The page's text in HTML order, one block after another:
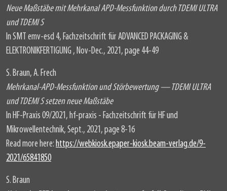
Neue Maßstäbe mit Mehrkanal APD-Messfunktion durch TDEMI ULTRA
und TDEMI S
In SMT emv-esd 4, Fachzeitschrift für ADVANCED PACKAGING &
ELEKTRONIKFERTIGUNG , Nov-Dec., 2021, page 44-49
S. Braun, A. Frech
Mehrkanal-APD-Messfunktion und Störbewertung — TDEMI ULTRA
und TDEMI S setzen neue Maßstäbe
In HF-Praxis 09/2021, hf-praxis - Fachzeitschrift für HF und
Mikrowellentechnik, Sept., 2021, page 8-16
Read more here: https://webkiosk.epaper-kiosk.beam-verlag.de/9-
2021/65841850
S. Braun